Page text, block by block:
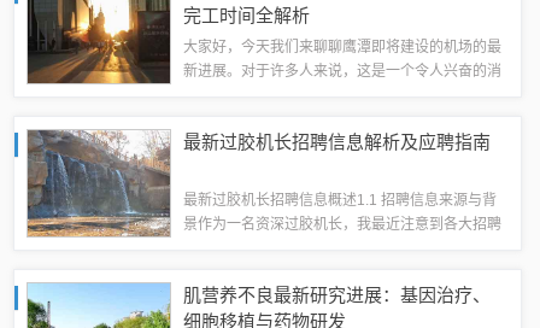
完工时间全解析
大家好，今天我们来聊聊鹰潭即将建设的机场的最
新进展。对于许多人来说，这是一个令人兴奋的消
址，经过多次考察和评估，鹰潭市政...
最新过胶机长招聘信息解析及应聘指南
最新过胶机长招聘信息概述1.1 招聘信息来源与背
景作为一名资深过胶机长，我最近注意到各大招聘
专业人才的渴求达到了新的高度。随着...
肌营养不良最新研究进展：基因治疗、
细胞移植与药物研发